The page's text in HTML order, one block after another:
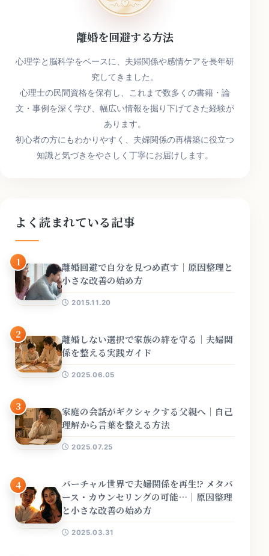
離婚を回避する方法
心理学と脳科学をベースに、夫婦関係や感情ケアを長年研
究してきました。
心理士の民間資格を保有し、これまで数多くの書籍・論
文・事例を深く学び、幅広い情報を掘り下げてきた経験が
あります。
初心者の方にもわかりやすく、夫婦関係の再構築に役立つ
知識と気づきをやさしく丁寧にお届けします。
よく読まれている記事
1
離婚回避で自分を見つめ直す｜原因整理と
小さな改善の始め方
2015.11.20
2
離婚しない選択で家族の絆を守る｜夫婦関
係を整える実践ガイド
2025.06.05
3
家庭の会話がギクシャクする父親へ｜自己
理解から言葉を整える方法
2025.07.25
4
バーチャル世界で夫婦関係を再生!? メタバ
ース・カウンセリングの可能…｜原因整理
と小さな改善の始め方
2025.03.31